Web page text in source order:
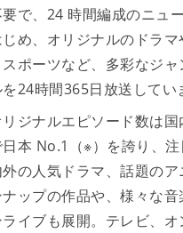
で、24 時間編成のニュ
め、オリジナルのドラマ
ポーツなど、多彩なジ
24時間365日放送してい
リジナルエピソード数は
本 No.1（※）を誇り、
の人気ドラマ、話題のア
ップの作品や、様々な音
イブも展開。テレビ、